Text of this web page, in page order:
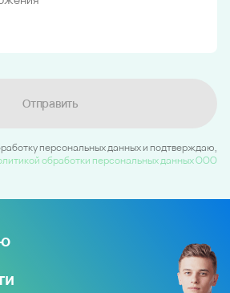
Отправить
персональных данных и подтверждаю,
обработки персональных данных ООО